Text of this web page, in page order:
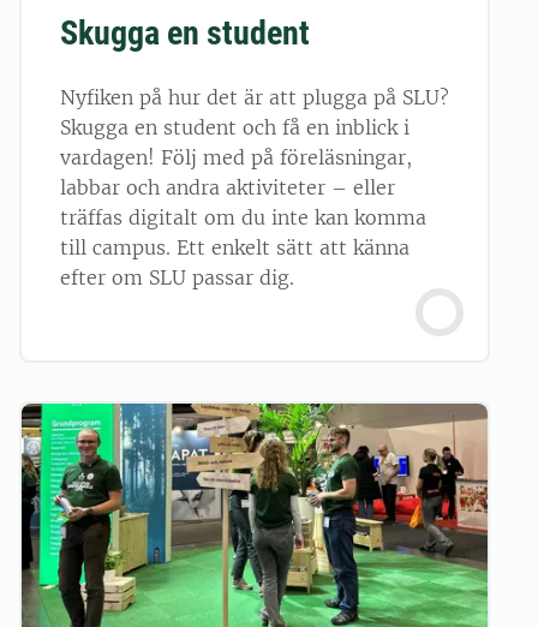
Skugga en student
Nyfiken på hur det är att plugga på SLU?
Skugga en student och få en inblick i
vardagen! Följ med på föreläsningar,
labbar och andra aktiviteter – eller
träffas digitalt om du inte kan komma
till campus. Ett enkelt sätt att känna
efter om SLU passar dig.